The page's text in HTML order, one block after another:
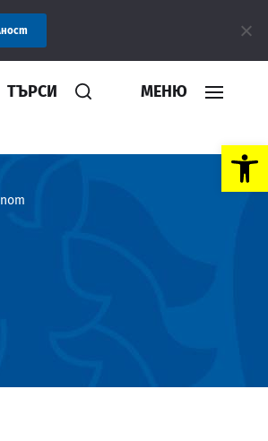
Open toolbar
Пловдив препоръчва заплащането
ТЪРСИ МЕНЮ